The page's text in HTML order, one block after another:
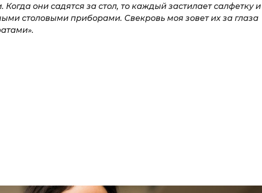
Когда они садятся за стол, то каждый застилает салфетку и
столовыми приборами. Свекровь моя зовет их за глаза